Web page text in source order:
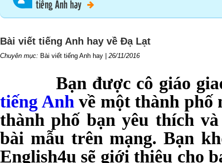
tiếng Anh hay
Bài viết tiếng Anh hay về Đạ Lạt
Chuyên mục: Bài viết tiếng Anh hay 26/11/2016
Bạn được cô giáo giao
tiếng Anhvề một thành phố
thành phố bạn yêu thích
bài mẫu trên mạng. Bạn
English4u sẽ giới thiệu cho